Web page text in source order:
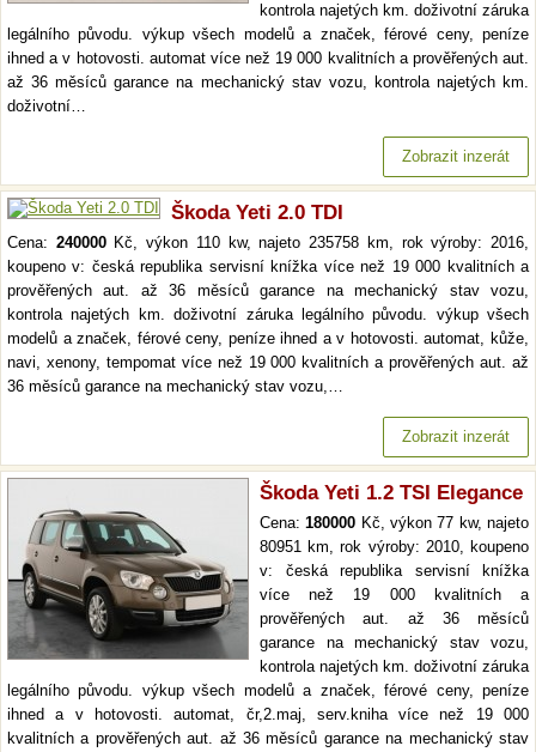
kontrola najetých km. doživotní záruka
legálního původu. výkup všech modelů a značek, férové ceny, peníze
ihned a v hotovosti. automat více než 19 000 kvalitních a prověřených aut.
až 36 měsíců garance na mechanický stav vozu, kontrola najetých km.
doživotní…
Zobrazit inzerát
Škoda Yeti 2.0 TDI
Cena: 240000Kč, výkon 110 kw, najeto 235758 km, rok výroby: 2016,
koupeno v: česká republika servisní knížka více než 19 000 kvalitních a
prověřených aut. až 36 měsíců garance na mechanický stav vozu,
kontrola najetých km. doživotní záruka legálního původu. výkup všech
modelů a značek, férové ceny, peníze ihned a v hotovosti. automat, kůže,
navi, xenony, tempomat více než 19 000 kvalitních a prověřených aut. až
36 měsíců garance na mechanický stav vozu,…
Zobrazit inzerát
Škoda Yeti 1.2 TSI Elegance
Cena:180000 Kč, výkon 77 kw, najeto
80951 km, rok výroby: 2010, koupeno
v: česká republika servisní knížka
více než 19 000 kvalitních a
prověřených aut. až 36 měsíců
garance na mechanický stav vozu,
kontrola najetých km. doživotní záruka
legálního původu. výkup všech modelů a značek, férové ceny, peníze
ihned a v hotovosti. automat, čr,2.maj, serv.kniha více než 19 000
kvalitních a prověřených aut. až 36 měsíců garance na mechanický stav